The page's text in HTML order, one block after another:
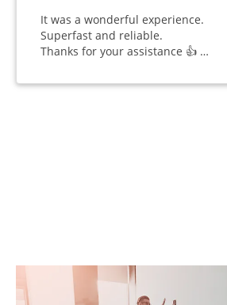
It was a wonderful experience.
Superfast and reliable.
Thanks for your assistance 👍 …